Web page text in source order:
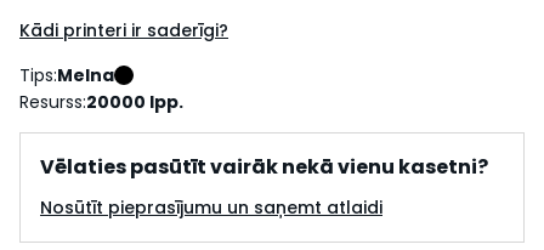
Kādi printeri ir saderīgi?
Tips:Melna
Resurss:20000 lpp.
Vēlaties pasūtīt vairāk nekā vienu kasetni?
Nosūtīt pieprasījumu un saņemt atlaidi